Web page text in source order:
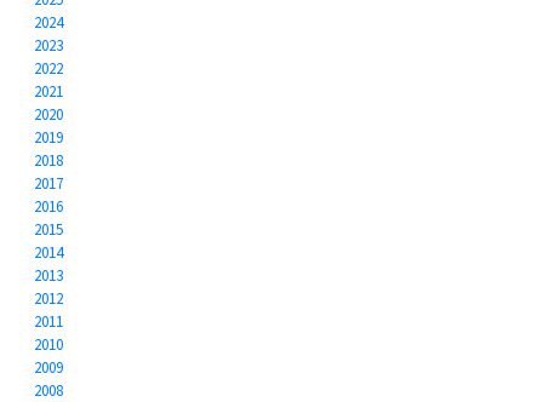
2024
2023
2022
2021
2020
2019
2018
2017
2016
2015
2014
2013
2012
2011
2010
2009
2008